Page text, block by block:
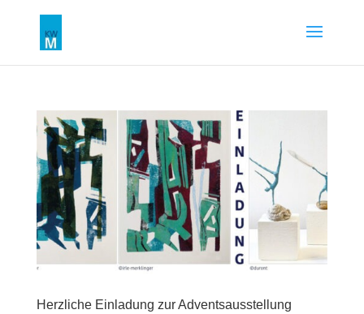
Herzliche Einladung zur Adventsausstellung